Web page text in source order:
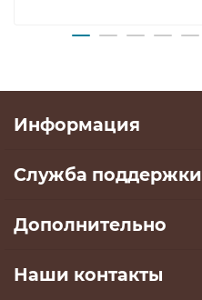
Информация
Служба поддержки
Дополнительно
Наши контакты